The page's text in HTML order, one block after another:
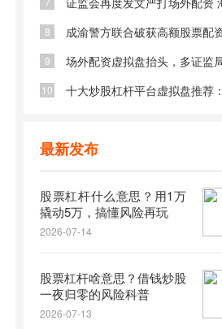
8
9
10
最新发布
股票杠杆什么意思？用1万
撬动5万，搞懂风险再玩
2026-07-14
股票杠杆啥意思？借钱炒股
一夜归零的风险科普
2026-07-13